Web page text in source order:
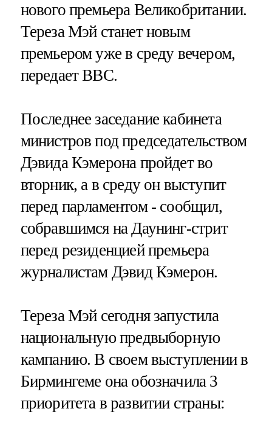
нового премьера Великобритании.
Тереза Мэй станет новым
премьером уже в среду вечером,
передает ВВС.
Последнее заседание кабинета
министров под председательством
Дэвида Кэмерона пройдет во
вторник, а в среду он выступит
перед парламентом - сообщил,
собравшимся на Даунинг-стрит
перед резиденцией премьера
журналистам Дэвид Кэмерон.
Тереза Мэй сегодня запустила
национальную предвыборную
кампанию. В своем выступлении в
Бирмингеме она обозначила 3
приоритета в развитии страны: